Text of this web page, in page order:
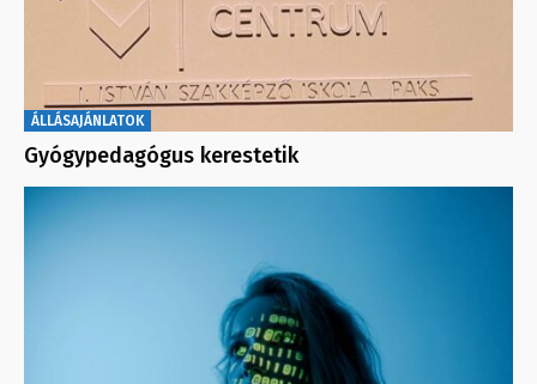
ÁLLÁSAJÁNLATOK
Gyógypedagógus kerestetik